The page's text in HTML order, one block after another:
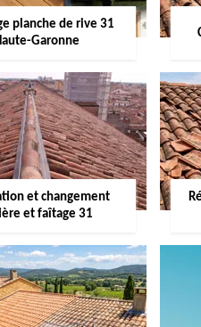
planche de rive 31
Garonne
et changement
et faîtage 31